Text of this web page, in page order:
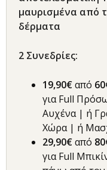
μαυρισμένα από
δέρματα
2 Συνεδρίες:
19,90€από 6
για Full
Αυχένα | ή
Χώρα | ή
29,90€από 8
για Full